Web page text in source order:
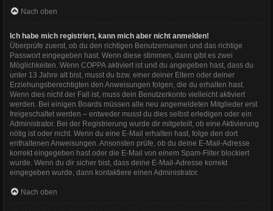
Nach oben
Ich habe mich registriert, kann mich aber nicht anmelden!
Überprüfe zuerst, ob du den richtigen Benutzernamen und das richtige
Passwort eingegeben hast. Wenn diese stimmen, dann gibt es zwei
Möglichkeiten. Wenn COPPA aktiviert ist und du angegeben hast, dass du
unter 13 Jahre alt bist, musst du bzw. einer deiner Eltern oder deiner
Erziehungsberechtigten den Anweisungen folgen, die du erhalten hast.
Wenn dies nicht der Fall ist, muss dein Benutzerkonto vielleicht aktiviert
werden. Bei einigen Boards müssen alle neu angemeldeten Mitglieder erst
freigeschaltet werden – entweder musst du dies selbst erledigen oder ein
Administrator. Bei der Registrierung wurde dir mitgeteilt, ob eine Aktivierung
nötig ist oder nicht. Wenn du eine E-Mail erhalten hast, folge den dort
enthaltenen Anweisungen. Ansonsten prüfe, ob du deine E-Mail-Adresse
korrekt eingegeben hast oder die E-Mail von einem Spam-Filter blockiert
wurde. Wenn du dir sicher bist, dass deine E-Mail-Adresse korrekt
eingegeben wurde, dann kontaktiere einen Administrator.
Nach oben